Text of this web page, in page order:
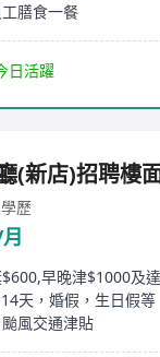
膳食一餐
日活躍
(新店)招聘樓
歷
早晚津$1000及
天，婚假，生日假等
風交通津貼